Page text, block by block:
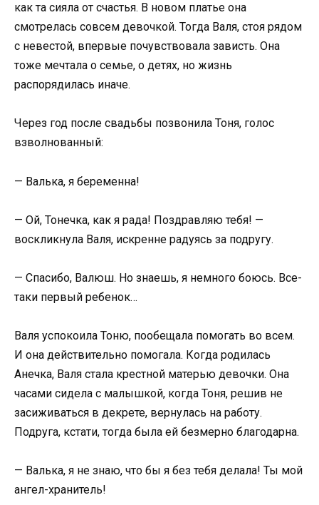
как та сияла от счастья. В новом платье она
смотрелась совсем девочкой. Тогда Валя, стоя рядом
с невестой, впервые почувствовала зависть. Она
тоже мечтала о семье, о детях, но жизнь
распорядилась иначе.
Через год после свадьбы позвонила Тоня, голос
взволнованный:
— Валька, я беременна!
— Ой, Тонечка, как я рада! Поздравляю тебя! —
воскликнула Валя, искренне радуясь за подругу.
— Спасибо, Валюш. Но знаешь, я немного боюсь. Все-
таки первый ребенок…
Валя успокоила Тоню, пообещала помогать во всем.
И она действительно помогала. Когда родилась
Анечка, Валя стала крестной матерью девочки. Она
часами сидела с малышкой, когда Тоня, решив не
засиживаться в декрете, вернулась на работу.
Подруга, кстати, тогда была ей безмерно благодарна.
— Валька, я не знаю, что бы я без тебя делала! Ты мой
ангел-хранитель!